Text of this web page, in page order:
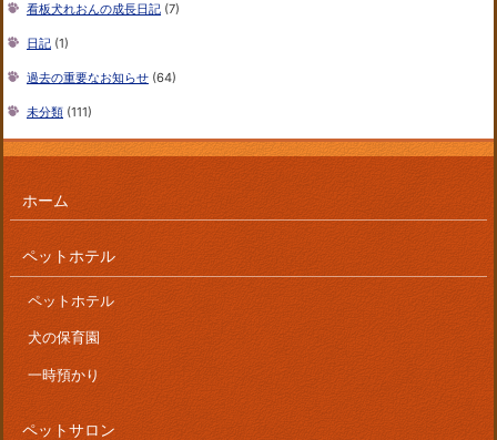
看板犬れおんの成長日記 (7)
日記 (1)
過去の重要なお知らせ (64)
未分類 (111)
ホーム
ペットホテル
ペットホテル
犬の保育園
一時預かり
ペットサロン